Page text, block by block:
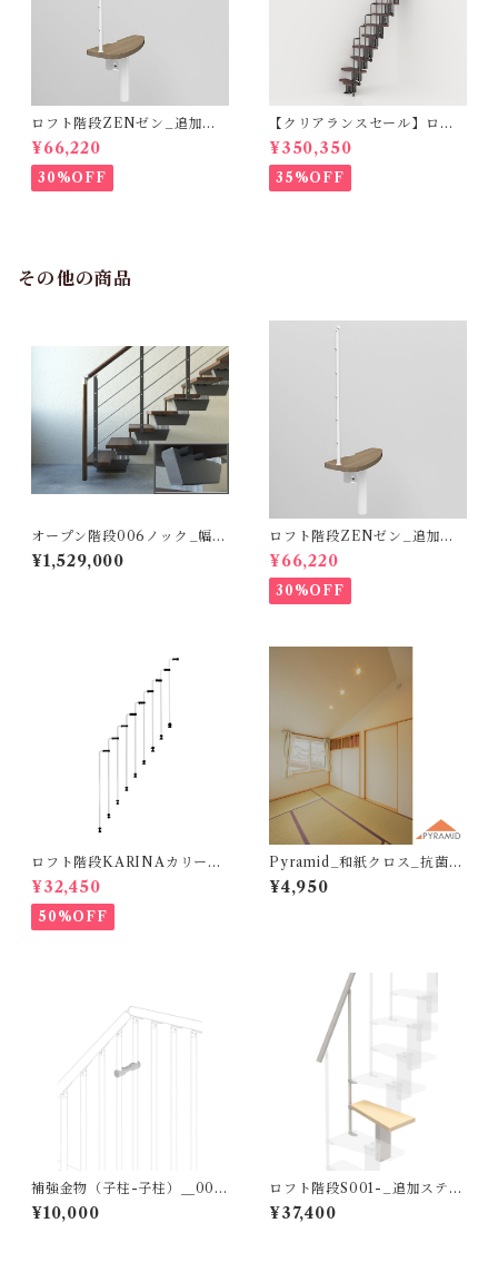
ロフト階段ZENゼン_追加ス
テップ_ハバナダーク（オプシ
ョン）
¥66,220
30%OFF
【クリアランスセール】ロフ
ト階段 KARINAカリーナ（標
準キット）
¥350,350
35%OFF
その他の商品
オープン階段006ノック_幅9
5㎝ 標準キット アンスラサイ
トグレーｘウォルナット
¥1,529,000
ロフト階段ZENゼン_追加ス
テップ_ハバナダーク（オプシ
ョン）
¥66,220
30%OFF
ロフト階段KARINAカリーナ
_両側手すり各色（オプショ
ン）
¥32,450
50%OFF
Pyramid_和紙クロス_抗菌光
触媒タイプ_BK116-BK253
（10ｍ）
¥4,950
補強金物（子柱-子柱）＿001
ミニ、002ホーラ、003メタ
ル、006ノック、007テクラ、
¥10,000
ロフト階段S001-_追加ステッ
プ各色（オプション）
¥37,400